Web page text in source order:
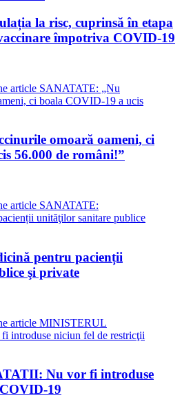
la risc, cuprinsă în etapa
împotriva COVID-19
omoară oameni, ci
56.000 de români!”
pentru pacienții
şi private
Nu vor fi introduse
19